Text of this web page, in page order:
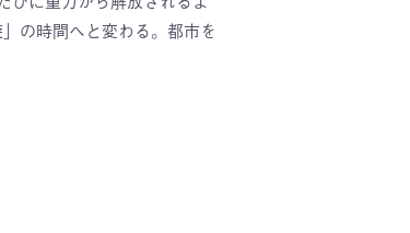
の時間へと変わる。都市を